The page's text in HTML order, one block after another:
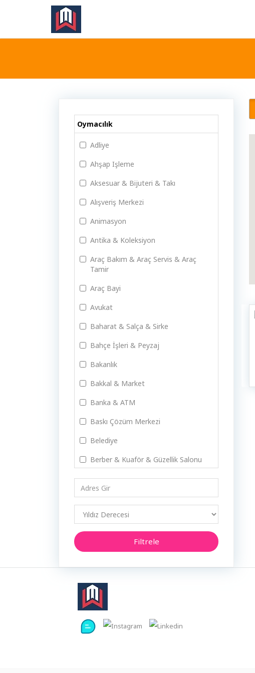
Oymacılık
Adliye
Ahşap Işleme
Aksesuar & Bijuteri & Takı
Alışveriş Merkezi
Animasyon
Antika & Koleksiyon
Araç Bakım & Araç Servis & Araç
Tamir
Araç Bayi
Avukat
Baharat & Salça & Sirke
Bahçe İşleri & Peyzaj
Bakanlık
Bakkal & Market
Banka & ATM
Baskı Çözüm Merkezi
Belediye
Berber & Kuaför & Güzellik Salonu
Beyaz Eşya & Küçük Ev Aletleri
Bilgi Teknolojileri
Bilgi Teknolojileri Danışmanlığı
Börek Salonu & Kahvaltı Yeri &
Boya & Badana
Bungalov
Cafe & Restoran & Lokanta
Filtrele